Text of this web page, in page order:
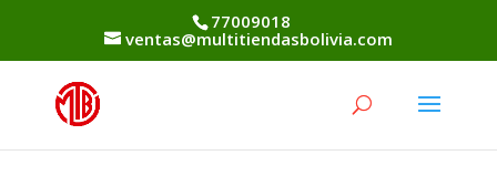
77009018
ventas@multitiendasbolivia.com